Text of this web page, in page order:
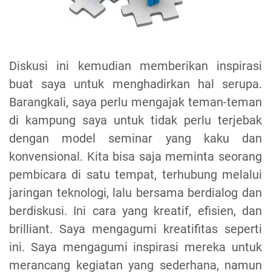
Diskusi ini kemudian memberikan inspirasi
buat saya untuk menghadirkan hal serupa.
Barangkali, saya perlu mengajak teman-teman
di kampung saya untuk tidak perlu terjebak
dengan model seminar yang kaku dan
konvensional. Kita bisa saja meminta seorang
pembicara di satu tempat, terhubung melalui
jaringan teknologi, lalu bersama berdialog dan
berdiskusi. Ini cara yang kreatif, efisien, dan
brilliant. Saya mengagumi kreatifitas seperti
ini. Saya mengagumi inspirasi mereka untuk
merancang kegiatan yang sederhana, namun